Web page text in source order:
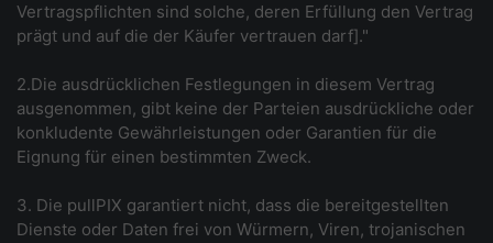
Vertragspflichten sind solche, deren Erfüllung den Vertrag
prägt und auf die der Käufer vertrauen darf]."
2.Die ausdrücklichen Festlegungen in diesem Vertrag
ausgenommen, gibt keine der Parteien ausdrückliche oder
konkludente Gewährleistungen oder Garantien für die
Eignung für einen bestimmten Zweck.
3. Die pullPIX garantiert nicht, dass die bereitgestellten
Dienste oder Daten frei von Würmern, Viren, trojanischen